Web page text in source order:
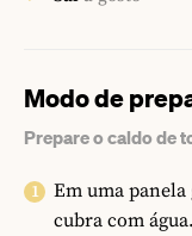
Modo de
Prepare o caldo de
Em uma
cubra com